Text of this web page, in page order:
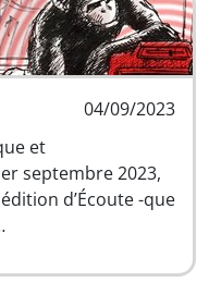
04/09/2023
et
septembre 2023,
d’Écoute -que